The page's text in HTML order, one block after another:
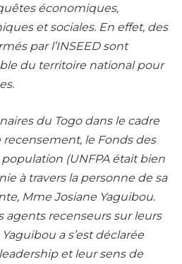
économiques,
et sociales. En effet, des
par l’INSEED sont
du territoire national pour
du Togo dans le cadre
recensement, le Fonds des
(UNFPA était bien
à travers la personne de sa
Mme Josiane Yaguibou.
agents recenseurs sur leurs
a s’est déclarée
et leur sens de